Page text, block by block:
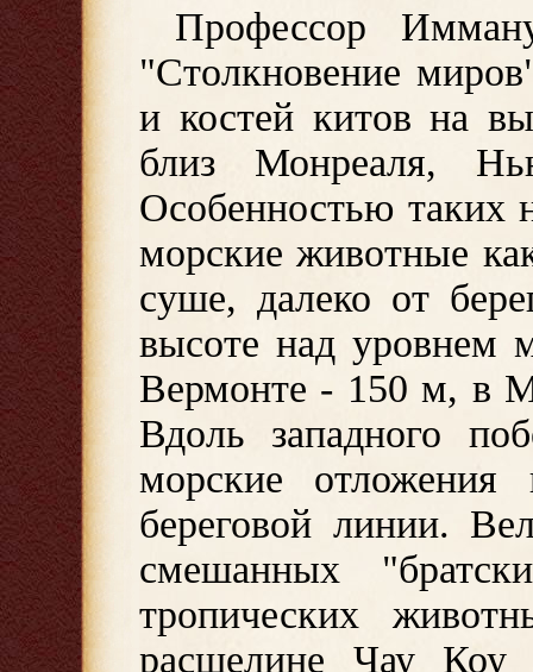
Профессор
"Столкновение
и костей китов на
близ Монреаля,
Особенностью таких
морские животные
суше, далеко от
высоте над
Вермонте - 150 м, в
Вдоль западного
морские
береговой линии.
смешанных
тропических
расщелине Чау